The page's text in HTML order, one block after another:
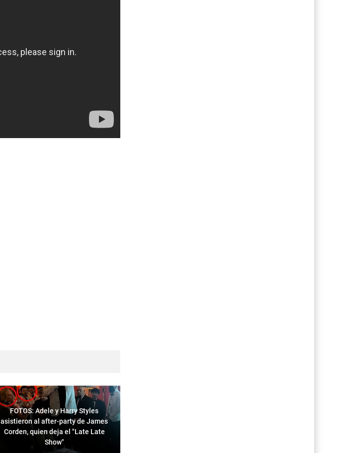
FOTOS: Adele y Harry Styles
asistieron al after-party de James
Corden, quien deja el "Late Late
Show"